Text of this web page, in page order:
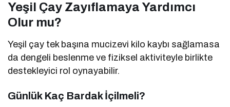
Yeşil Çay Zayıflamaya Yardımcı
Olur mu?
Yeşil çay tek başına mucizevi kilo kaybı sağlamasa
da dengeli beslenme ve fiziksel aktiviteyle birlikte
destekleyici rol oynayabilir.
Günlük Kaç Bardak İçilmeli?